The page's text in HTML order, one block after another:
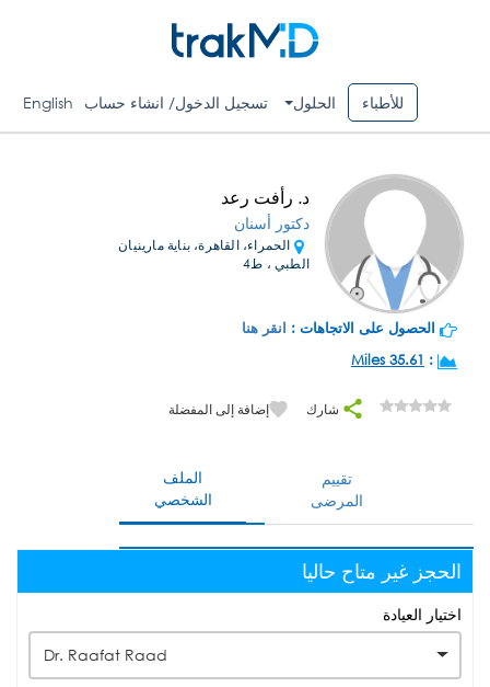
للأطباء الحلول تسجيل الدخول/ انشاء حساب English
د. رأفت رعد
دكتور أسنان
الحمراء، القاهرة، بناية مارينيان
الطبي ، ط4
الحصول على الاتجاهات : انقر هنا
:
35.61 Miles
شارك إضافة إلى المفضلة
الملف
الشخصي
تقييم
المرضى
الحجز غير متاح حاليا
اختيار العيادة
Dr. Raafat Raad